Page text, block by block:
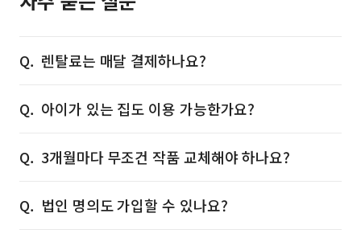
렌탈료는 매달 결제하나요?
아이가 있는 집도 이용 가능한가요?
3개월마다 무조건 작품 교체해야 하나요?
법인 명의도 가입할 수 있나요?